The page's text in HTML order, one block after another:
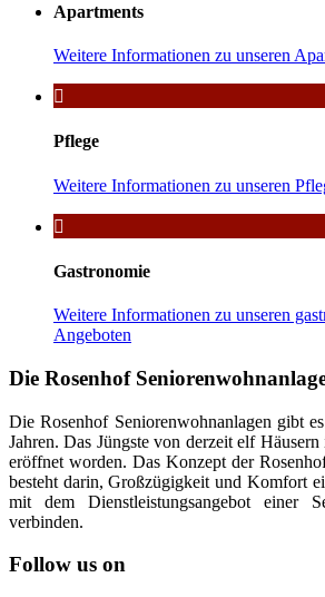
Apartments
Weitere Informationen zu unseren
Pflege
Weitere Informationen zu unseren
Gastronomie
Weitere Informationen zu unseren
Angeboten
Die Rosenhof
Die Rosenhof Seniorenwohnanlagen gibt
Jahren. Das Jüngste von derzeit elf
eröffnet worden. Das Konzept der
besteht darin, Großzügigkeit und Komfort
mit dem Dienstleistungsangebot einer
verbinden.
Follow us on